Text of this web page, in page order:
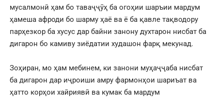
мусалмонӣ ҳам бо таваҷҷӯҳ ба огоҳии шаръии мардум
ҳамеша афроди бо шарму ҳаё ва ё ба қавле тақводору
парҳезкор ба хусус дар байни занону духтарон нисбат ба
дигарон бо камиву зиёдатии худашон фарқ мекунад.
Зоҳиран, мо ҳам мебинем, ки занони муҳаҷҷаба нисбат
ба дигарон дар иҷроиши амру фармонҳои шариъат ва
ҳатто корҳои хайриявӣ ва кумак ба мардум